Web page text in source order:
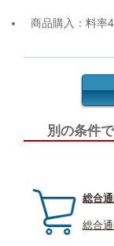
商品購入：料率
別の条件
総合
総合